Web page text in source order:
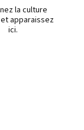
la culture
apparaissez
ici.